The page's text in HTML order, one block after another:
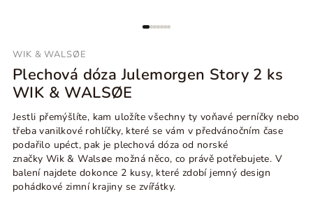
WIK & WALSØE
Plechová dóza Julemorgen Story 2 ks
WIK & WALSØE
Jestli přemýšlíte, kam uložíte všechny ty voňavé perníčky nebo
třeba vanilkové rohlíčky, které se vám v předvánočním čase
podařilo upéct, pak je plechová dóza od norské
značky Wik & Walsøe možná něco, co právě potřebujete. V
balení najdete dokonce 2 kusy, které zdobí jemný design
pohádkové zimní krajiny se zvířátky.